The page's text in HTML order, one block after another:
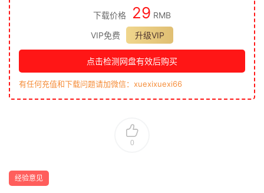
下载价格 29 RMB
VIP免费
升级VIP
点击检测网盘有效后购买
有任何充值和下载问题请加微信：xuexixuexi66
0
经验意见